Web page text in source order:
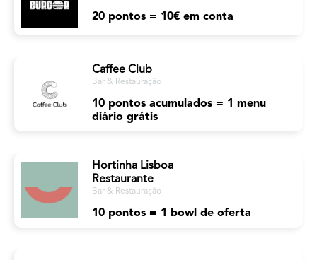
20 pontos = 10€ em conta
Caffee Club
Bar & Restauração
10 pontos acumulados = 1 menu
diário grátis
Hortinha Lisboa
Restaurante
Bar & Restauração
10 pontos = 1 bowl de oferta